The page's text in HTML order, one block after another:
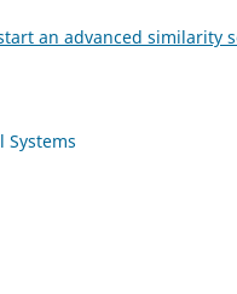
an advanced similarity
Systems